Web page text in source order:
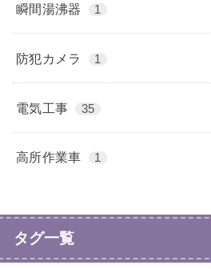
瞬間湯沸器 1
防犯カメラ 1
電気工事 35
高所作業車 1
タグ一覧